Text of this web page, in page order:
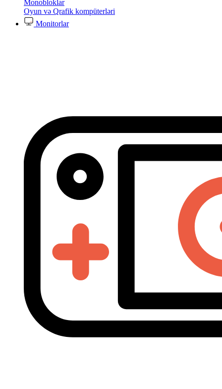
Monobloklar
Oyun və Qrafik kompüterləri
Monitorlar